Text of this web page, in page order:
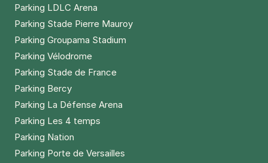
Parking LDLC Arena
Parking Stade Pierre Mauroy
Parking Groupama Stadium
Parking Vélodrome
Parking Stade de France
Parking Bercy
Parking La Défense Arena
Parking Les 4 temps
Parking Nation
Parking Porte de Versailles